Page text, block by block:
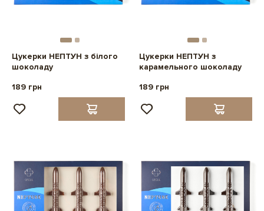
Цукерки НЕПТУН з білого
шоколаду
189 грн
Цукерки НЕПТУН з
карамельного шоколаду
189 грн